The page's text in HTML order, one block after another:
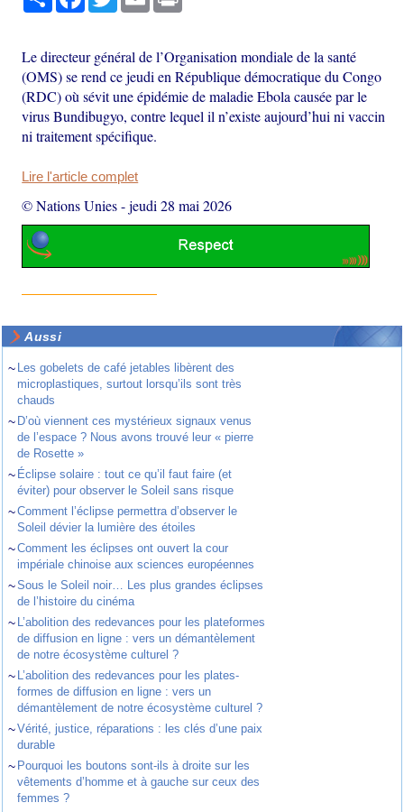
Le directeur général de l’Organisation mondiale de la santé
(OMS) se rend ce jeudi en République démocratique du Congo
(RDC) où sévit une épidémie de maladie Ebola causée par le
virus Bundibugyo, contre lequel il n’existe aujourd’hui ni vaccin
ni traitement spécifique.
Lire l'article complet
© Nations Unies-jeudi 28 mai 2026
Aussi
~ Les gobelets de café jetables libèrent des
microplastiques, surtout lorsqu’ils sont très
chauds
~ D’où viennent ces mystérieux signaux venus
de l’espace ? Nous avons trouvé leur « pierre
de Rosette »
~ Éclipse solaire : tout ce qu’il faut faire (et
éviter) pour observer le Soleil sans risque
~Comment l’éclipse permettra d’observer le
Soleil dévier la lumière des étoiles
~Comment les éclipses ont ouvert la cour
impériale chinoise aux sciences européennes
~Sous le Soleil noir… Les plus grandes éclipses
de l’histoire du cinéma
~ L’abolition des redevances pour les plateformes
de diffusion en ligne : vers un démantèlement
de notre écosystème culturel ?
~ L’abolition des redevances pour les plates-
formes de diffusion en ligne : vers un
démantèlement de notre écosystème culturel ?
~Vérité, justice, réparations : les clés d’une paix
durable
~ Pourquoi les boutons sont-ils à droite sur les
vêtements d’homme et à gauche sur ceux des
femmes ?